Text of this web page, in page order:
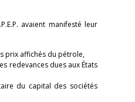
avaient manifesté leur
prix affichés du pétrole,
redevances dues aux États
du capital des sociétés